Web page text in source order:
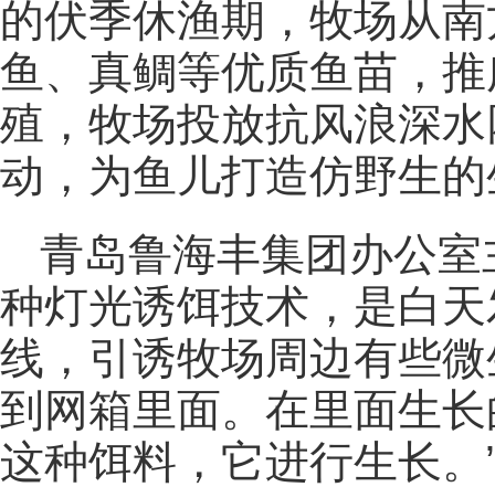
的伏季休渔期，牧场从
鱼、真鲷等优质鱼苗，
殖，牧场投放抗风浪深
动，为鱼儿打造仿野生
青岛鲁海丰集团办公
种灯光诱饵技术，是白
线，引诱牧场周边有些
到网箱里面。在里面生
这种饵料，它进行生长。